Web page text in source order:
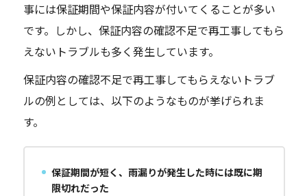
事には保証期間や保証内容が付いてくることが多い
です。しかし、保証内容の確認不足で再工事してもら
えないトラブルも多く発生しています。
保証内容の確認不足で再工事してもらえないトラブ
ルの例としては、以下のようなものが挙げられま
す。
保証期間が短く、雨漏りが発生した時には既に期
限切れだった